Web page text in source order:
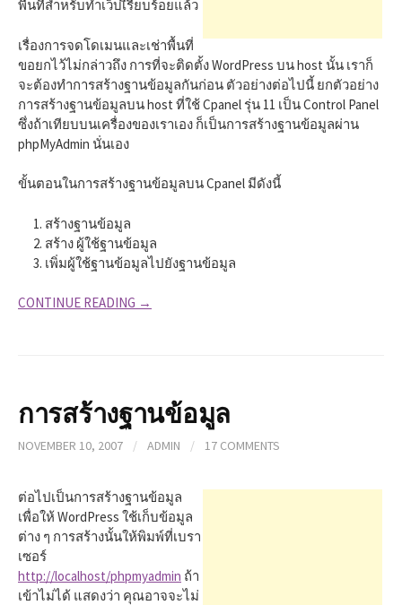
พื้นที่สำหรับทำเว็บเีัรียบร้อยแล้ว
เรื่องการจดโดเมนและเช่าพื้นที่
ขอยกไว้ไม่กล่าวถึง การที่จะติดตั้ง WordPress บน host นั้น เราก็
จะต้องทำการสร้างฐานข้อมูลกันก่อน ตัวอย่างต่อไปนี้ ยกตัวอย่าง
การสร้างฐานข้อมูลบน host ที่ใช้ Cpanel รุ่น 11 เป็น Control Panel
ซึ่งถ้าเทียบบนเครื่องของเราเอง ก็เป็นการสร้างฐานข้อมูลผ่าน
phpMyAdmin นั่นเอง
ขั้นตอนในการสร้างฐานข้อมูลบน Cpanel มีดังนี้
สร้างฐานข้อมูล
สร้าง ผู้ใช้ฐานข้อมูล
เพิ่มผู้ใช้ฐานข้อมูลไปยังฐานข้อมูล
CONTINUE READING →
การสร้างฐานข้อมูล
NOVEMBER 10, 2007 / ADMIN / 17 COMMENTS
ต่อไปเป็นการสร้างฐานข้อมูล
เพื่อให้ WordPress ใช้เก็บข้อมูล
ต่าง ๆ การสร้างนั้นให้พิมพ์ที่เบรา
เซอร์
http://localhost/phpmyadmin ถ้า
เข้าไม่ได้ แสดงว่า คุณอาจจะไม่